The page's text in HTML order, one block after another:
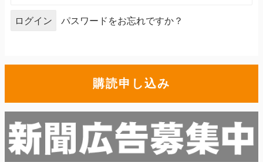
パスワードをお忘れですか？
購読申し込み